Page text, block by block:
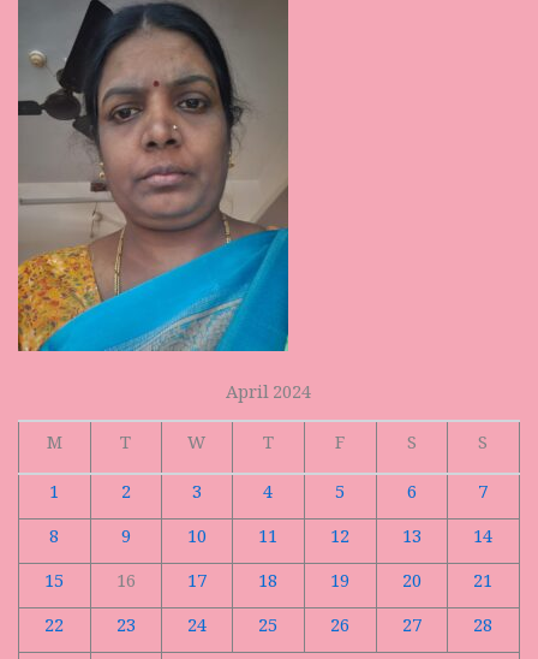
April 2024
M
T W T F S
S
1
2 3 4 5 6
7
8
9 10 11 12 13
14
15
16 17 18 19 20
21
22
23 24 25 26 27
28